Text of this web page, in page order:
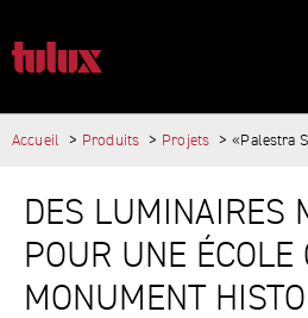
«PALESTRA
PAGES IMPORTANTES
Main Navigation
Contenu
Contact
Méta-navigation
Accueil Produits Projets «Palestra
CONTENU
DES LUMINAIRES
POUR UNE ÉCOLE
MONUMENT